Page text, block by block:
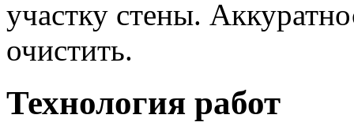
участку стены.
очистить.
Технология работ